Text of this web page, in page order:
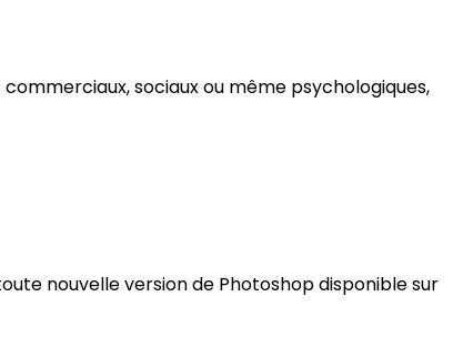
sociaux ou même psychologiques,
nouvelle version de Photoshop disponible sur